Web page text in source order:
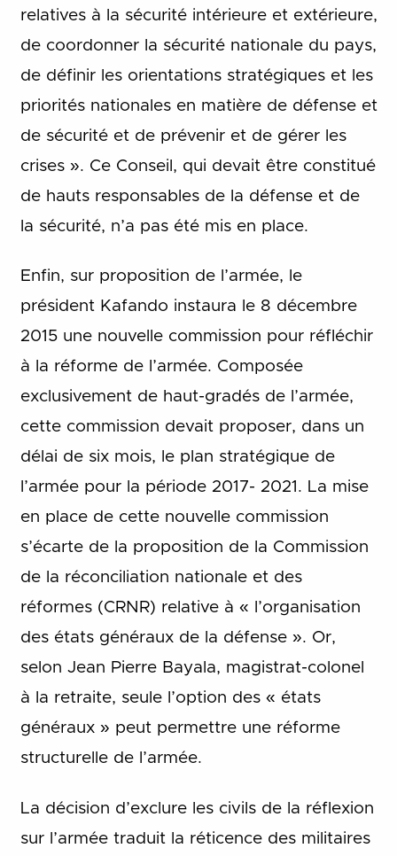
relatives à la sécurité intérieure et extérieure,
de coordonner la sécurité nationale du pays,
de définir les orientations stratégiques et les
priorités nationales en matière de défense et
de sécurité et de prévenir et de gérer les
crises ». Ce Conseil, qui devait être constitué
de hauts responsables de la défense et de
la sécurité, n’a pas été mis en place.
Enfin, sur proposition de l’armée, le
président Kafando instaura le 8 décembre
2015 une nouvelle commission pour réfléchir
à la réforme de l’armée. Composée
exclusivement de haut-gradés de l’armée,
cette commission devait proposer, dans un
délai de six mois, le plan stratégique de
l’armée pour la période 2017- 2021. La mise
en place de cette nouvelle commission
s’écarte de la proposition de la Commission
de la réconciliation nationale et des
réformes (CRNR) relative à « l’organisation
des états généraux de la défense ». Or,
selon Jean Pierre Bayala, magistrat-colonel
à la retraite, seule l’option des « états
généraux » peut permettre une réforme
structurelle de l’armée.
La décision d’exclure les civils de la réflexion
sur l’armée traduit la réticence des militaires